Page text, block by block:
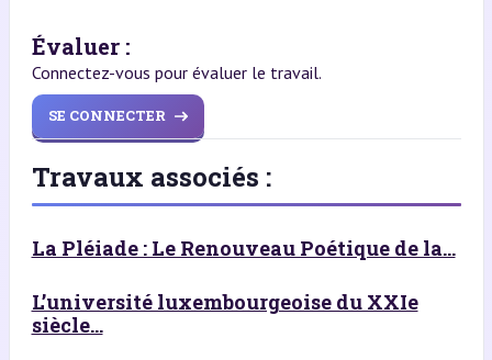
Évaluer :
Connectez-vous pour évaluer le travail.
SE CONNECTER
Travaux associés :
La Pléiade : Le Renouveau Poétique de la...
L’université luxembourgeoise du XXIe
siècle...